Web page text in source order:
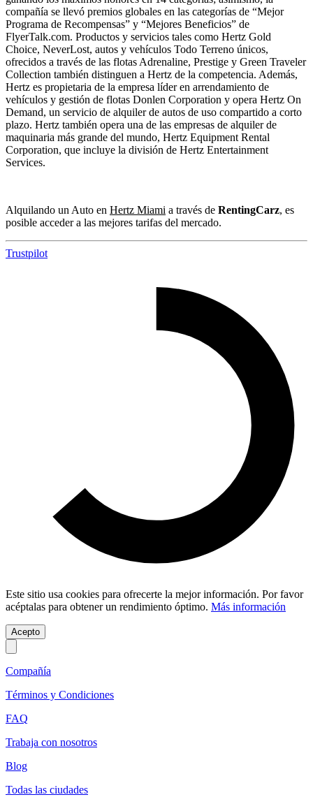
compañía se llevó premios globales en las categorías de “Mejor
Programa de Recompensas” y “Mejores Beneficios” de
FlyerTalk.com. Productos y servicios tales como Hertz Gold
Choice, NeverLost, autos y vehículos Todo Terreno únicos,
ofrecidos a través de las flotas Adrenaline, Prestige y Green Traveler
Collection también distinguen a Hertz de la competencia. Además,
Hertz es propietaria de la empresa líder en arrendamiento de
vehículos y gestión de flotas Donlen Corporation y opera Hertz On
Demand, un servicio de alquiler de autos de uso compartido a corto
plazo. Hertz también opera una de las empresas de alquiler de
maquinaria más grande del mundo, Hertz Equipment Rental
Corporation, que incluye la división de Hertz Entertainment
Services.
Alquilando un Auto en Hertz Miami a través de RentingCarz, es
posible acceder a las mejores tarifas del mercado.
Trustpilot
Este sitio usa cookies para ofrecerte la mejor información. Por favor
acéptalas para obtener un rendimiento óptimo. Más información
Acepto
Compañía
Términos y Condiciones
FAQ
Trabaja con nosotros
Blog
Todas las ciudades